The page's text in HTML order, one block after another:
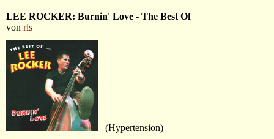
LEE ROCKER: Burnin' Love - The Best Of
von rls
(Hypertension)